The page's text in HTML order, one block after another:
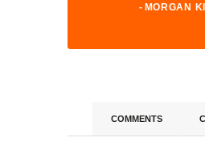
MORGAN
COMMENTS